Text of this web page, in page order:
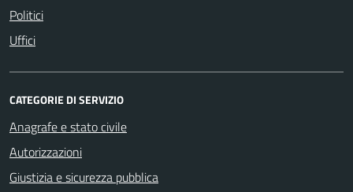
Politici
Uffici
CATEGORIE DI SERVIZIO
Anagrafe e stato civile
Autorizzazioni
Giustizia e sicurezza pubblica